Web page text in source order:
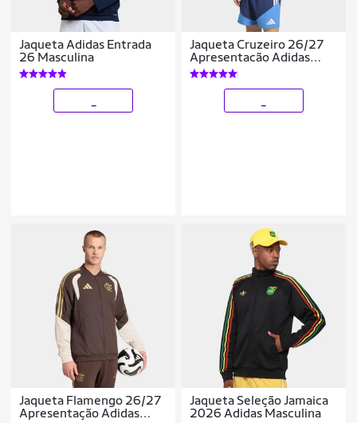
Jaqueta Adidas Entrada
26 Masculina
Jaqueta Cruzeiro 26/27
Apresentacão Adidas
Masculina
Jaqueta Flamengo 26/27
Apresentação Adidas
Jaqueta Seleção Jamaica
2026 Adidas Masculina